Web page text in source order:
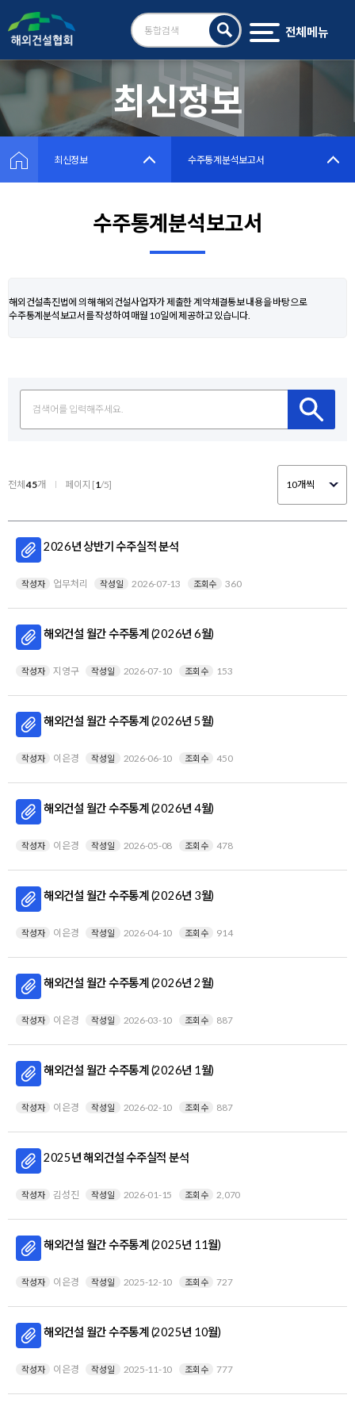
검
색
전체메뉴
최신정보
최신정보 수주통계분석보고서
수주통계분석보고서
해외건설촉진법에 의해 해외건설사업자가 제출한 계약체결통보 내용을 바탕으로
수주통계분석보고서를 작성하여 매월 10일에 제공하고 있습니다.
전체45개 페이지 [1/5]
2026년 상반기 수주실적 분석
작성자 업무처리 작성일 2026-07-13 조회수 360
해외건설 월간 수주통계 (2026년 6월)
작성자 지영구 작성일 2026-07-10 조회수 153
해외건설 월간 수주통계 (2026년 5월)
작성자 이은경 작성일 2026-06-10 조회수 450
해외건설 월간 수주통계 (2026년 4월)
작성자 이은경 작성일 2026-05-08 조회수 478
해외건설 월간 수주통계 (2026년 3월)
작성자 이은경 작성일 2026-04-10 조회수 914
해외건설 월간 수주통계 (2026년 2월)
작성자 이은경 작성일 2026-03-10 조회수 887
해외건설 월간 수주통계 (2026년 1월)
작성자 이은경 작성일 2026-02-10 조회수 887
2025년 해외건설 수주실적 분석
작성자 김성진 작성일 2026-01-15 조회수 2,070
해외건설 월간 수주통계 (2025년 11월)
작성자 이은경 작성일 2025-12-10 조회수 727
해외건설 월간 수주통계 (2025년 10월)
작성자 이은경 작성일 2025-11-10 조회수 777